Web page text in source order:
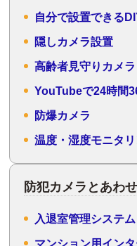
自分で設置できる
隠しカメラ設置
高齢者見守りカメラ
YouTubeで24時間
防爆カメラ
温度・湿度モニタ
防犯カメラとあわ
入退室管理システム
マンション用イン